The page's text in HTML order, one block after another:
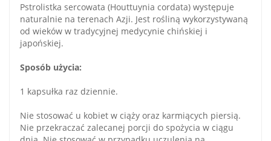
Pstrolistka sercowata (Houttuynia cordata) występuje
naturalnie na terenach Azji. Jest rośliną wykorzystywaną
od wieków w tradycyjnej medycynie chińskiej i
japońskiej.
Sposób użycia:
1 kapsułka raz dziennie.
Nie stosować u kobiet w ciąży oraz karmiących piersią.
Nie przekraczać zalecanej porcji do spożycia w ciągu